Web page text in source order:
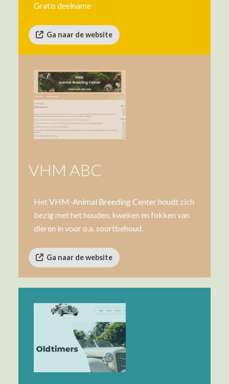
Gratis deelname
Ga naar de website
VHM ABC
Het VHM-Animal Breeding Center houdt zich
bezig met het houden, kweken en fokken van
dieren in voor o.a. soortbehoud.
Ga naar de website